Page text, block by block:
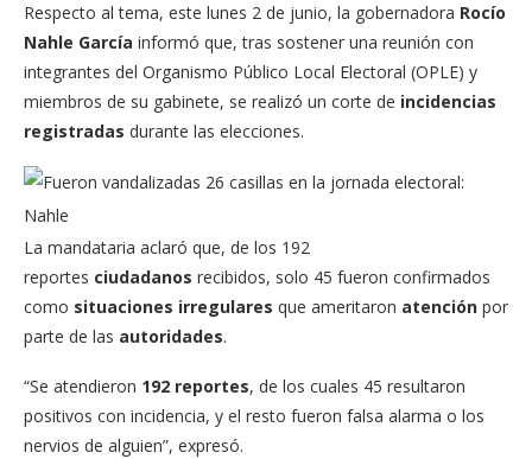
Respecto al tema, este lunes 2 de junio, la gobernadora Rocío
Nahle García informó que, tras sostener una reunión con
integrantes del Organismo Público Local Electoral (OPLE) y
miembros de su gabinete, se realizó un corte de incidencias
registradas durante las elecciones.
La mandataria aclaró que, de los 192
reportes ciudadanos recibidos, solo 45 fueron confirmados
como situaciones irregulares que ameritaron atención por
parte de las autoridades.
“Se atendieron 192 reportes, de los cuales 45 resultaron
positivos con incidencia, y el resto fueron falsa alarma o los
nervios de alguien”, expresó.